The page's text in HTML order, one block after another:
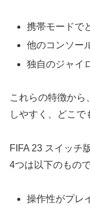
携帯モードで
他のコンソー
独自のジャイ
これらの特徴から
しやすく、どこで
FIFA 23 スイッチ
4つは以下のもので
操作性がプレ